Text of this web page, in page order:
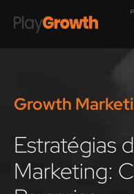
Growth
Estratégias
Marketing: